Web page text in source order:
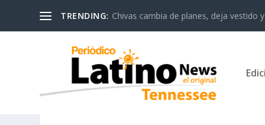
TRENDING: Chivas cambia de planes, deja vestido